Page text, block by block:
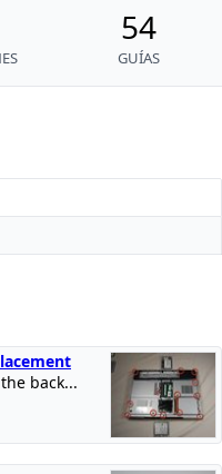
54
GUÍAS
back...